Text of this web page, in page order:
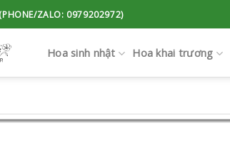
ZALO: 0979202972)
Hoa sinh nhật Hoa khai trương